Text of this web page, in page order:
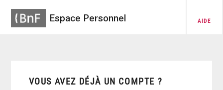
Espace Personnel AIDE
VOUS AVEZ DÉJÀ UN COMPTE ?